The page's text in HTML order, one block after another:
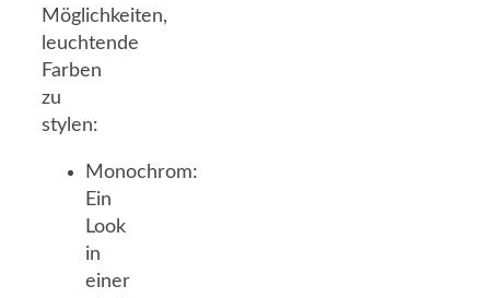
Möglichkeiten,
leuchtende
Farben
zu
stylen:
Monochrom:
Ein
Look
in
einer